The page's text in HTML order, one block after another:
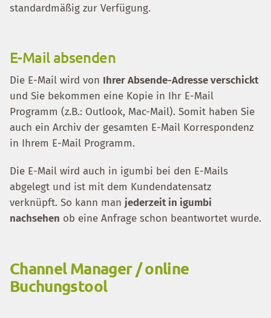
standardmäßig zur Verfügung.
E-Mail absenden
Die E-Mail wird von Ihrer Absende-Adresse verschickt
und Sie bekommen eine Kopie in Ihr E-Mail
Programm (z.B.: Outlook, Mac-Mail). Somit haben Sie
auch ein Archiv der gesamten E-Mail Korrespondenz
in Ihrem E-Mail Programm.
Die E-Mail wird auch in igumbi bei den E-Mails
abgelegt und ist mit dem Kundendatensatz
verknüpft. So kann man jederzeit in igumbi
nachsehen ob eine Anfrage schon beantwortet wurde.
Channel Manager / online
Buchungstool